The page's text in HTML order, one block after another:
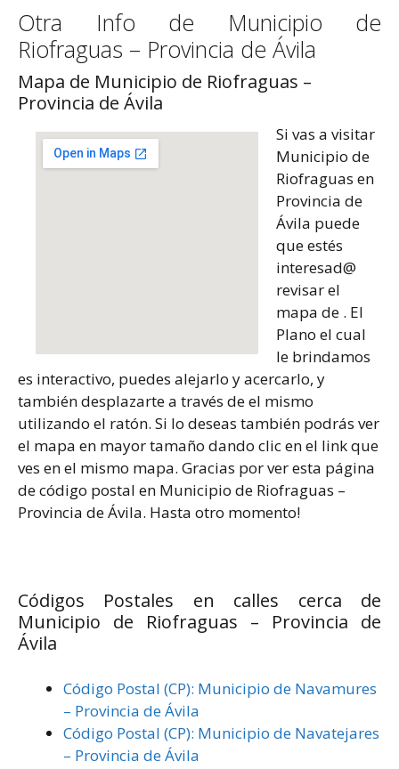
Otra Info de Municipio de
Riofraguas – Provincia de Ávila
Mapa de Municipio de Riofraguas –
Provincia de Ávila
Si vas a visitar
Municipio de
Riofraguas en
Provincia de
Ávila puede
que estés
interesad@
revisar el
mapa de . El
Plano el cual
le brindamos
es interactivo, puedes alejarlo y acercarlo, y
también desplazarte a través de el mismo
utilizando el ratón. Si lo deseas también podrás ver
el mapa en mayor tamaño dando clic en el link que
ves en el mismo mapa. Gracias por ver esta página
de código postal en Municipio de Riofraguas –
Provincia de Ávila. Hasta otro momento!
Códigos Postales en calles cerca de
Municipio de Riofraguas – Provincia de
Ávila
Código Postal (CP): Municipio de Navamures
– Provincia de Ávila
Código Postal (CP): Municipio de Navatejares
– Provincia de Ávila